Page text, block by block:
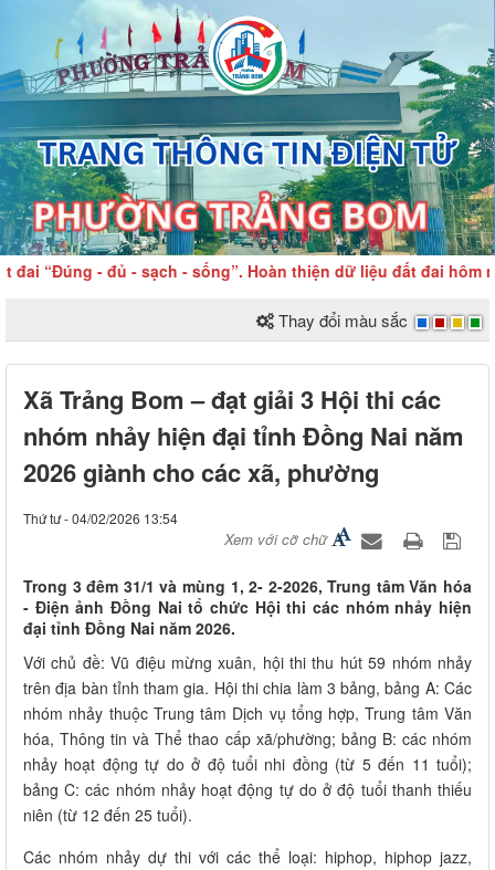
- đủ - sạch - sống”. Hoàn thiện dữ liệu đất đai hôm
Thay đổi màu sắc
Xã Trảng Bom – đạt giải 3 Hội thi các
nhóm nhảy hiện đại tỉnh Đồng Nai năm
2026 giành cho các xã, phường
Thứ tư - 04/02/2026 13:54
Xem với cỡ chữ
Trong 3 đêm 31/1 và mùng 1, 2- 2-2026, Trung tâm Văn hóa
- Điện ảnh Đồng Nai tổ chức Hội thi các nhóm nhảy hiện
đại tỉnh Đồng Nai năm 2026.
Với chủ đề: Vũ điệu mừng xuân, hội thi thu hút 59 nhóm nhảy
trên địa bàn tỉnh tham gia. Hội thi chia làm 3 bảng, bảng A: Các
nhóm nhảy thuộc Trung tâm Dịch vụ tổng hợp, Trung tâm Văn
hóa, Thông tin và Thể thao cấp xã/phường; bảng B: các nhóm
nhảy hoạt động tự do ở độ tuổi nhi đồng (từ 5 đến 11 tuổi);
bảng C: các nhóm nhảy hoạt động tự do ở độ tuổi thanh thiếu
niên (từ 12 đến 25 tuổi).
Các nhóm nhảy dự thi với các thể loại: hiphop, hiphop jazz,